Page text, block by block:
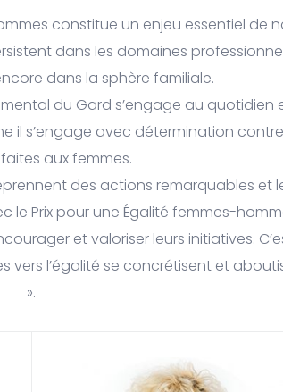
constitue un enjeu essentiel de
dans les domaines
dans la sphère familiale.
du Gard s’engage au quotidien
il s’engage avec détermination
aux femmes.
des actions remarquables et
le Prix pour une Égalité femmes-
et valoriser leurs initiatives.
vers l’égalité se concrétisent et
».